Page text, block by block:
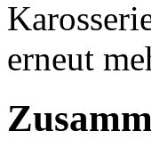
erneut